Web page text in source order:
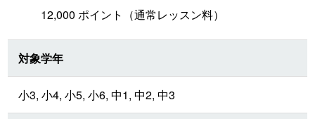
12,000 ポイント（通常レッスン料）
対象学年
小3, 小4, 小5, 小6, 中1, 中2, 中3